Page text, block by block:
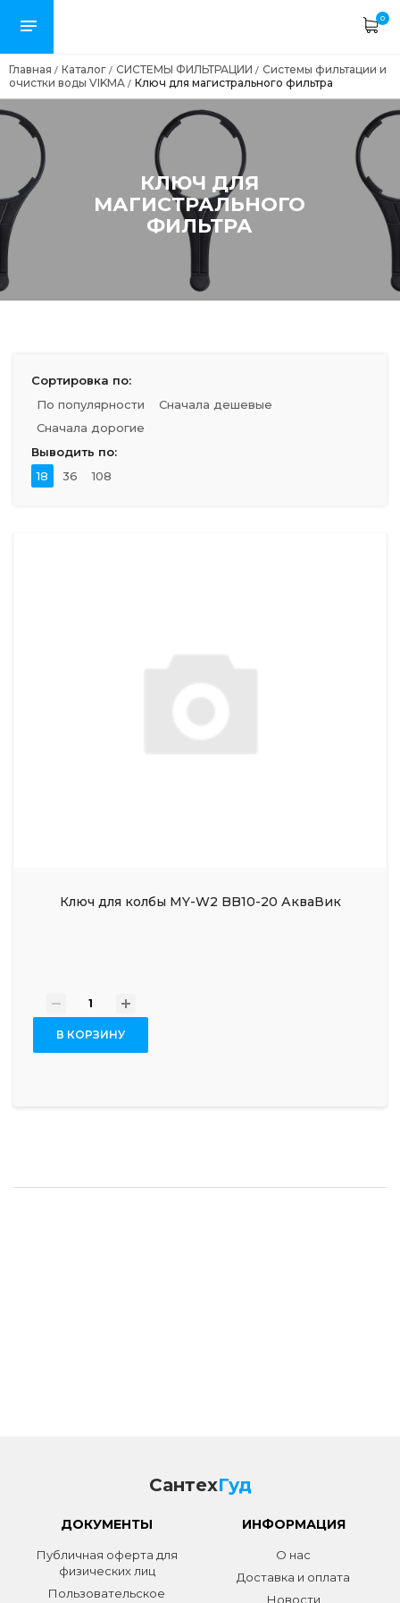
0
Главная / Каталог / СИСТЕМЫ ФИЛЬТРАЦИИ / Системы фильтации и
очистки воды VIKMA / Ключ для магистрального фильтра
КЛЮЧ ДЛЯ
МАГИСТРАЛЬНОГО
ФИЛЬТРА
Сортировка по:
По популярности
Сначала дешевые
Сначала дорогие
Выводить по:
18
36 108
Ключ для колбы MY-W2 BB10-20 АкваВик
- +
В КОРЗИНУ
СантехГуд
ДОКУМЕНТЫ
Публичная оферта для
физических лиц
Пользовательское
ИНФОРМАЦИЯ
О нас
Доставка и оплата
Новости